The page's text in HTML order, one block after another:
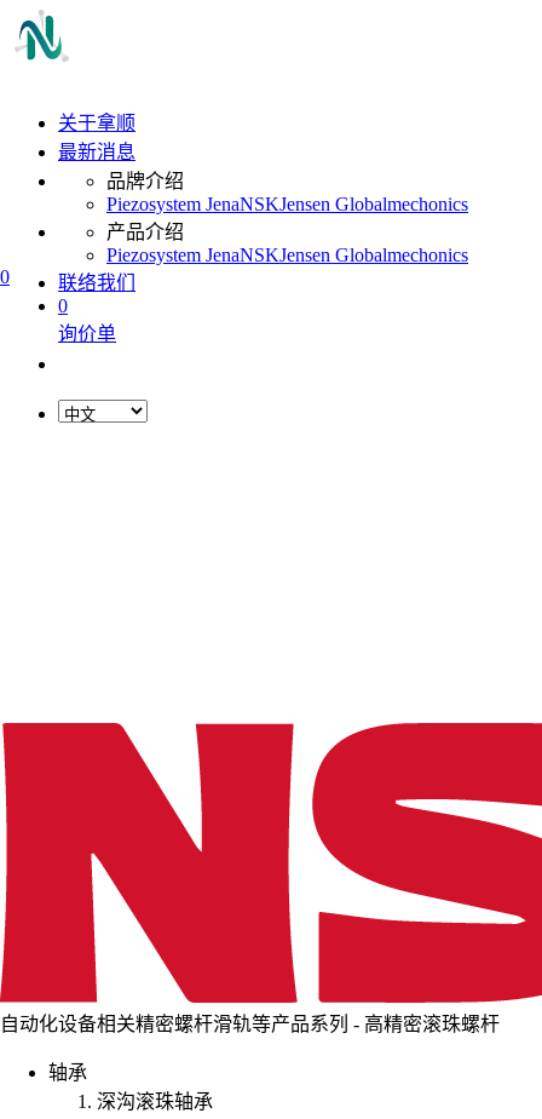
0
关于拿顺
最新消息
品牌介绍
Piezosystem JenaNSKJensen Globalmechonics
产品介绍
Piezosystem JenaNSKJensen Globalmechonics
联络我们
0
询价单
自动化设备相关精密螺杆滑轨等产品系列 - 高精密滚珠螺杆
轴承
深沟滚珠轴承